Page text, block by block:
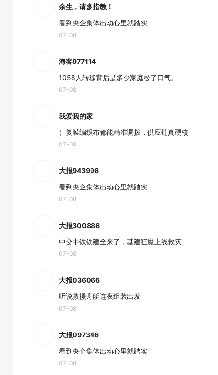
余生，请多指教！
看到央企集体出动心里就踏实
07-08
海客977114
1058人转移背后是多少家庭松了口气。
07-08
我爱我的家
）复膜编织布都能精准调拨，供应链真硬核
07-08
大报943996
看到央企集体出动心里就踏实
07-08
大报300886
中交中铁铁建全来了，基建狂魔上线救灾
07-08
大报036066
听说救援舟艇连夜组装出发
07-08
大报097346
看到央企集体出动心里就踏实
07-08